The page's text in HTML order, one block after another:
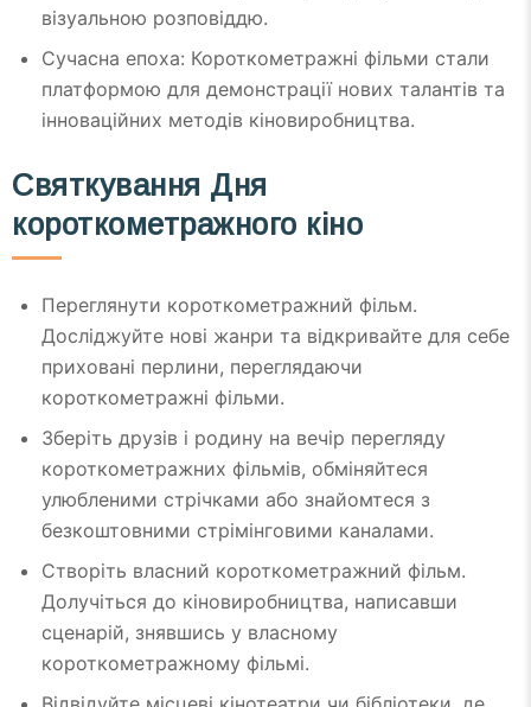
візуальною розповіддю.
Сучасна епоха: Короткометражні фільми стали
платформою для демонстрації нових талантів та
інноваційних методів кіновиробництва.
Святкування Дня
короткометражного кіно
Переглянути короткометражний фільм.
Досліджуйте нові жанри та відкривайте для себе
приховані перлини, переглядаючи
короткометражні фільми.
Зберіть друзів і родину на вечір перегляду
короткометражних фільмів, обміняйтеся
улюбленими стрічками або знайомтеся з
безкоштовними стрімінговими каналами.
Створіть власний короткометражний фільм.
Долучіться до кіновиробництва, написавши
сценарій, знявшись у власному
короткометражному фільмі.